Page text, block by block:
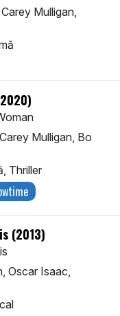
Mulligan,
Mulligan, Bo
Thriller
(2013)
Oscar Isaac,